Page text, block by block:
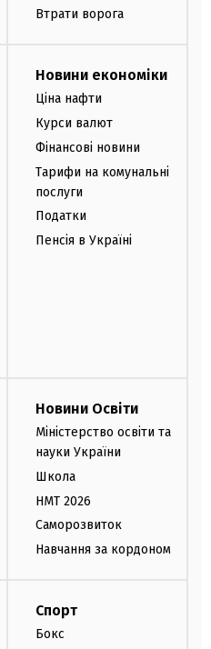
Втрати ворога
Новини економіки
Ціна нафти
Курси валют
Фінансові новини
Тарифи на комунальні
послуги
Податки
Пенсія в Україні
Новини Освіти
Міністерство освіти та
науки України
Школа
НМТ 2026
Саморозвиток
Навчання за кордоном
Спорт
Бокс